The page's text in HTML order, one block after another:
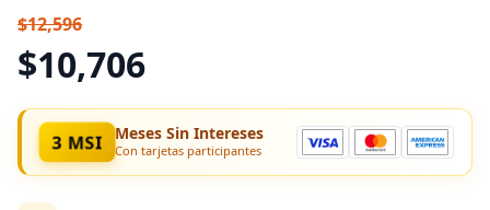
$12,596
$10,706
3 MSI Meses Sin Intereses
Con tarjetas participantes